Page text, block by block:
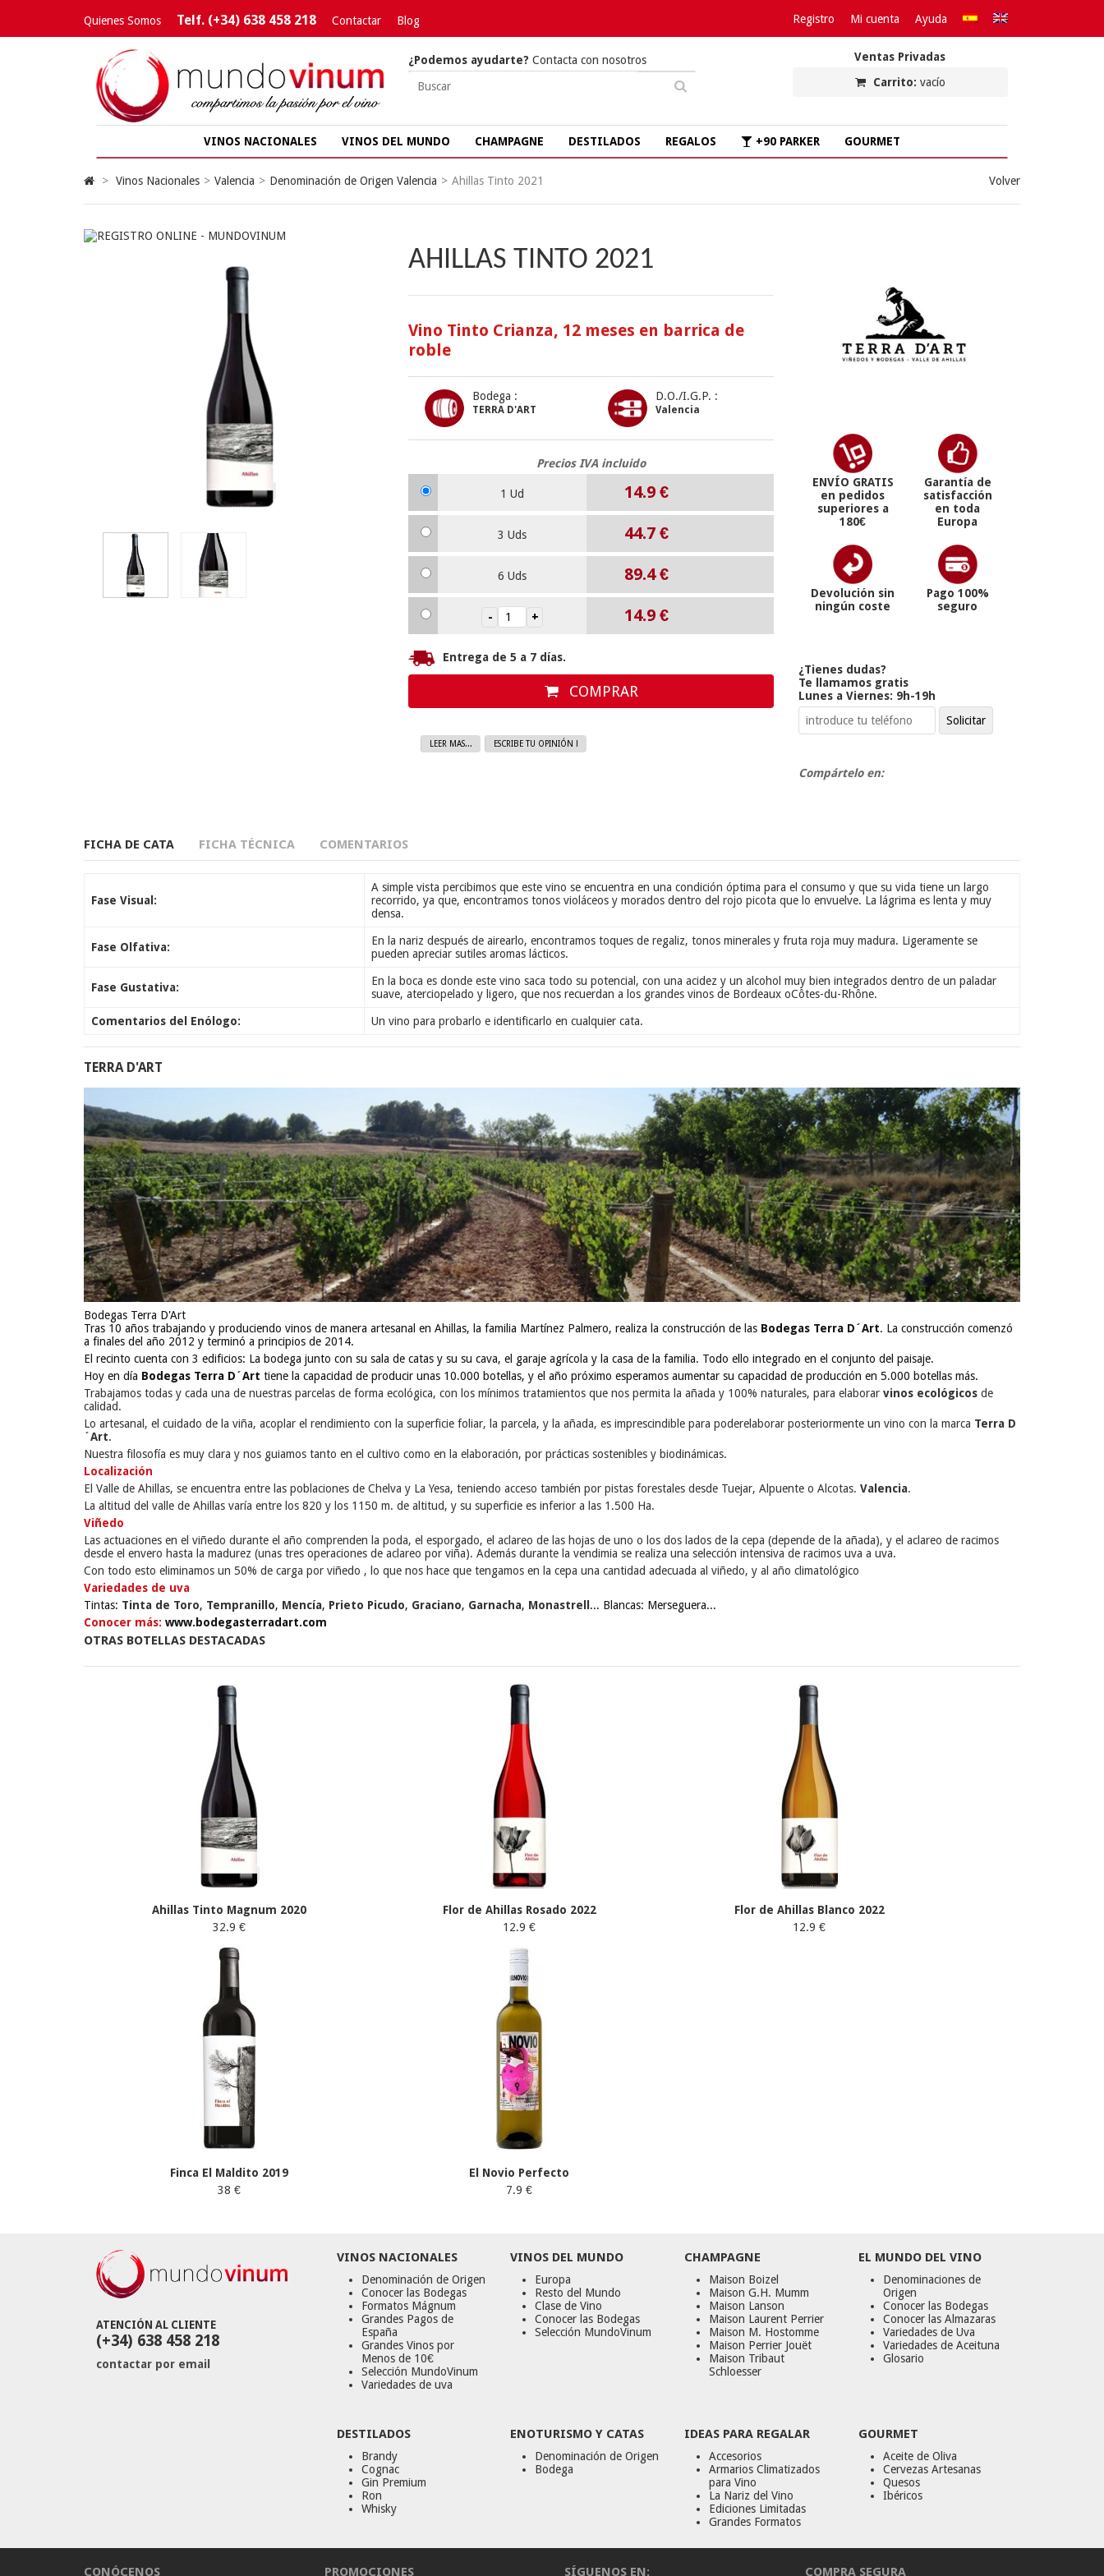
Quienes Somos Telf. (+34) 638 458 218 Contactar Blog Registro Mi cuenta Ayuda
Ventas Privadas
Carrito: vacío
¿Podemos ayudarte? Contacta con nosotros
VINOS NACIONALES VINOS DEL MUNDO CHAMPAGNE DESTILADOS REGALOS +90 PARKER GOURMET
> Vinos Nacionales > Valencia > Denominación de Origen Valencia > Ahillas Tinto 2021 Volver
AHILLAS TINTO 2021
Vino Tinto Crianza, 12 meses en barrica de
roble
Bodega :
TERRA D'ART
D.O./I.G.P. :
Valencia
Precios IVA incluido
1 Ud 14.9 €
3 Uds 44.7 €
6 Uds 89.4€
14.9 €
Entrega de 5 a 7 días.
COMPRAR
LEER MAS... ESCRIBE TU OPINIÓN !
ENVÍO GRATIS
en pedidos
superiores a
180€
Garantía de
satisfacción
en toda
Europa
Devolución sin
ningún coste
Pago 100%
seguro
¿Tienes dudas?
Te llamamos gratis
Lunes a Viernes: 9h-19h
Compártelo en:
FICHA DE CATA FICHA TÉCNICA COMENTARIOS
Fase Visual:
A simple vista percibimos que este vino se encuentra en una condición óptima para el consumo y que su vida tiene un largo
recorrido, ya que, encontramos tonos violáceos y morados dentro del rojo picota que lo envuelve. La lágrima es lenta y muy
densa.
Fase Olfativa:
En la nariz después de airearlo, encontramos toques de regaliz, tonos minerales y fruta roja muy madura. Ligeramente se
pueden apreciar sutiles aromas lácticos.
Fase Gustativa:
En la boca es donde este vino saca todo su potencial, con una acidez y un alcohol muy bien integrados dentro de un paladar
suave, aterciopelado y ligero, que nos recuerdan a los grandes vinos de Bordeaux oCôtes-du-Rhône.
Comentarios del Enólogo: Un vino para probarlo e identificarlo en cualquier cata.
TERRA D'ART
Bodegas Terra D'Art
Tras 10 años trabajando y produciendo vinos de manera artesanal en Ahillas, la familia Martínez Palmero, realiza la construcción de las Bodegas Terra D´Art. La construcción comenzó
a finales del año 2012 y terminó a principios de 2014.
El recinto cuenta con 3 edificios: La bodega junto con su sala de catas y su su cava, el garaje agrícola y la casa de la familia. Todo ello integrado en el conjunto del paisaje.
Hoy en día Bodegas Terra D´Art tiene la capacidad de producir unas 10.000 botellas, y el año próximo esperamos aumentar su capacidad de producción en 5.000 botellas más.
Trabajamos todas y cada una de nuestras parcelas de forma ecológica, con los mínimos tratamientos que nos permita la añada y 100% naturales, para elaborar vinos ecológicos de
calidad.
Lo artesanal, el cuidado de la viña, acoplar el rendimiento con la superficie foliar, la parcela, y la añada, es imprescindible para poderelaborar posteriormente un vino con la marca Terra D
´Art.
Nuestra filosofía es muy clara y nos guiamos tanto en el cultivo como en la elaboración, por prácticas sostenibles y biodinámicas.
Localización
El Valle de Ahillas, se encuentra entre las poblaciones de Chelva y La Yesa, teniendo acceso también por pistas forestales desde Tuejar, Alpuente o Alcotas. Valencia.
La altitud del valle de Ahillas varía entre los 820 y los 1150 m. de altitud, y su superficie es inferior a las 1.500 Ha.
Viñedo
Las actuaciones en el viñedo durante el año comprenden la poda, el esporgado, el aclareo de las hojas de uno o los dos lados de la cepa (depende de la añada), y el aclareo de racimos
desde el envero hasta la madurez (unas tres operaciones de aclareo por viña). Además durante la vendimia se realiza una selección intensiva de racimos uva a uva.
Con todo esto eliminamos un 50% de carga por viñedo , lo que nos hace que tengamos en la cepa una cantidad adecuada al viñedo, y al año climatológico
Variedades de uva
Tintas: Tinta de Toro, Tempranillo, Mencía, Prieto Picudo, Graciano, Garnacha, Monastrell ... Blancas: Merseguera...
Conocer más: www.bodegasterradart.com
OTRAS BOTELLAS DESTACADAS
Ahillas Tinto Magnum 2020
32.9 €
Flor de Ahillas Rosado 2022
12.9 €
Flor de Ahillas Blanco 2022
12.9 €
Finca El Maldito 2019
38 €
El Novio Perfecto
7.9 €
ATENCIÓN AL CLIENTE
(+34) 638 458 218
contactar por email
VINOS NACIONALES
Denominación de Origen
Conocer las Bodegas
Formatos Mágnum
Grandes Pagos de
España
Grandes Vinos por
Menos de 10€
Selección MundoVinum
Variedades de uva
VINOS DEL MUNDO
Europa
Resto del Mundo
Clase de Vino
Conocer las Bodegas
Selección MundoVinum
CHAMPAGNE
Maison Boizel
Maison G.H. Mumm
Maison Lanson
Maison Laurent Perrier
Maison M. Hostomme
Maison Perrier Jouët
Maison Tribaut
Schloesser
EL MUNDO DEL VINO
Denominaciones de
Origen
Conocer las Bodegas
Conocer las Almazaras
Variedades de Uva
Variedades de Aceituna
Glosario
DESTILADOS
Brandy
Cognac
Gin Premium
Ron
Whisky
ENOTURISMO Y CATAS
Denominación de Origen
Bodega
IDEAS PARA REGALAR
Accesorios
Armarios Climatizados
para Vino
La Nariz del Vino
Ediciones Limitadas
Grandes Formatos
GOURMET
Aceite de Oliva
Cervezas Artesanas
Quesos
Ibéricos
CONÓCENOS PROMOCIONES SÍGUENOS EN: COMPRA SEGURA